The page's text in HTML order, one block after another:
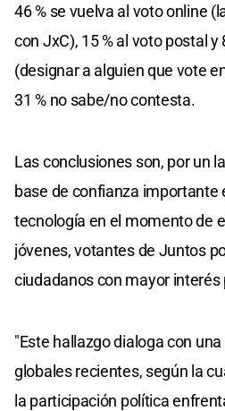
46 % se vuelva al voto online
con JxC), 15 % al voto postal y
(designar a alguien que vote
31 % no sabe/no contesta.
Las conclusiones son, por un
base de confianza importante
tecnología en el momento de
jóvenes, votantes de Juntos
ciudadanos con mayor interés
"Este hallazgo dialoga con
globales recientes, según la
la participación política